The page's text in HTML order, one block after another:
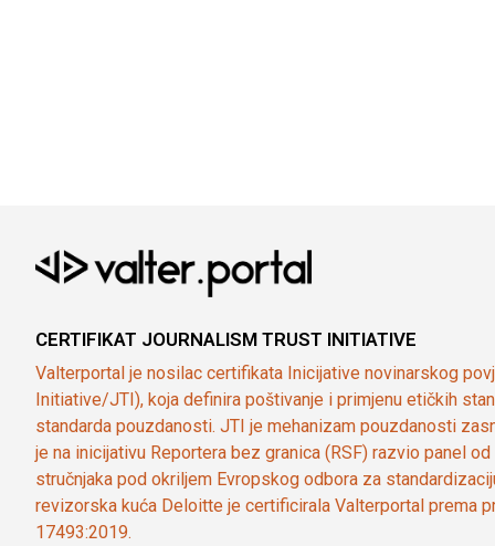
CERTIFIKAT JOURNALISM TRUST INITIATIVE
Valterportal je nosilac certifikata Inicijative novinarskog
Initiative/JTI), koja definira poštivanje i primjenu etičkih
standarda pouzdanosti. JTI je mehanizam pouzdanosti
je na inicijativu Reportera bez granica (RSF) razvio panel
stručnjaka pod okriljem Evropskog odbora za
revizorska kuća Deloitte je certificirala Valterportal prema
17493:2019.